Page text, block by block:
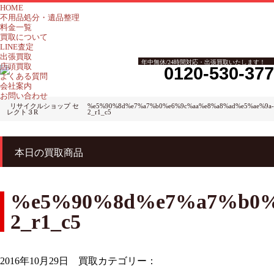
年中無休/24時間対応・出張買取いたします！
0120-530-377
HOME
不用品処分・遺品整理
料金一覧
買取について
LINE査定
出張買取
店頭買取
よくある質問
会社案内
お問い合わせ
リサイクルショップ セ
レクト３R
%e5%90%8d%e7%a7%b0%e6%9c%aa%e8%a8%ad%e5%ae%9a-
2_r1_c5
本日の買取商品
2_r1_c5
2016年10月29日 買取カテゴリー：